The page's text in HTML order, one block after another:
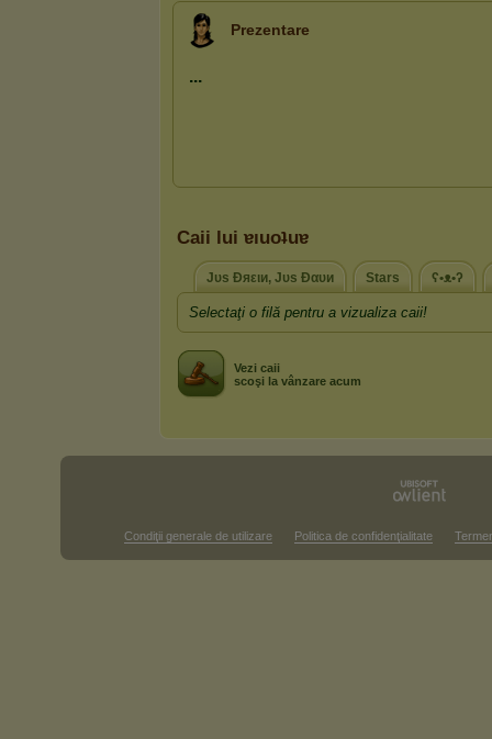
Prezentare
Caii lui ɐıuoʇuɐ
Jυѕ Ðяειи, Jυѕ Ðαυи Stars ʕ•ᴥ•ʔ
Selectaţi o filă pentru a vizualiza caii!
Vezi caii
scoşi la vânzare acum
Condiţii generale de utilizare Politica de confidenţialitate